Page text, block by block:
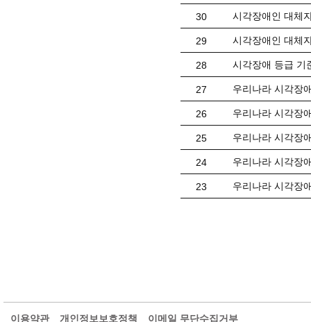
30 시각장애인 대체
29 시각장애인 대체
28 시각장애 등급 기
27 우리나라 시각장
26 우리나라 시각장
25 우리나라 시각장
24 우리나라 시각장
23 우리나라 시각장
이용약관 개인정보보호정책 이메일 무단수집거부